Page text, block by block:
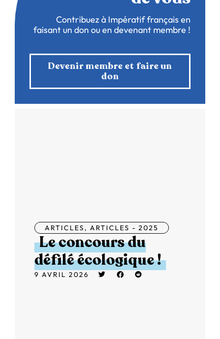
Contribuez à Impératif français en
faisant un don ou en devenant membre !
Devenir membre et faire un
don
ARTICLES, ARTICLES - 2025
Le concours du
défilé écologique !
9 AVRIL 2026